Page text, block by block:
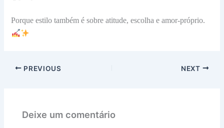
Porque estilo também é sobre atitude, escolha e amor-próprio.
PREVIOUS NEXT
Deixe um comentário